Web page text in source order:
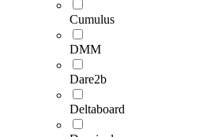
Cumulus
DMM
Dare2b
Deltaboard